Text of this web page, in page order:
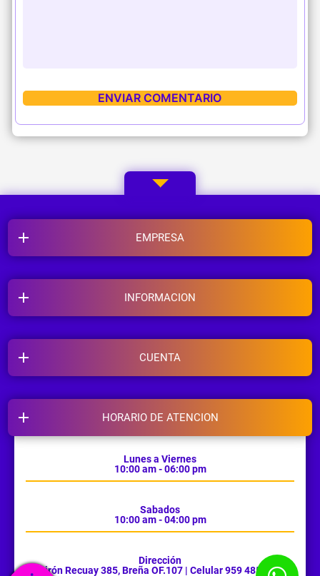
EMPRESA
INFORMACION
HORARIO DE ATENCION
Lunes a Viernes
10:00 am - 06:00 pm
Sabados
10:00 am - 04:00 pm
Dirección
Jirón Recuay 385, Breña OF.107 | Celular 959 485 385
CUENTA